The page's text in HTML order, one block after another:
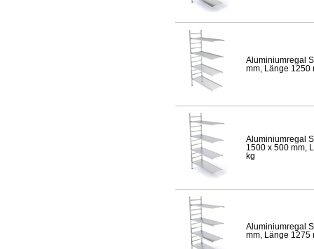
Aluminiumregal
mm, Länge 1250
Aluminiumregal
1500 x 500 mm,
kg
Aluminiumregal
mm, Länge 1275